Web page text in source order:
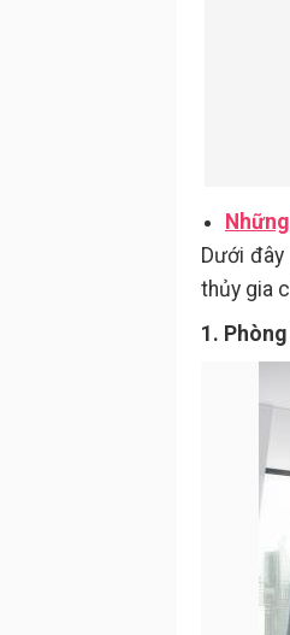
Dưới
thủy gia
1.